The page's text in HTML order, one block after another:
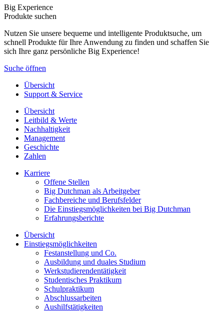
Big Experience
Produkte suchen
Nutzen Sie unsere bequeme und intelligente Produktsuche, um
schnell Produkte für Ihre Anwendung zu finden und schaffen Sie
sich Ihre ganz persönliche Big Experience!
Suche öffnen
Übersicht
Support & Service
Übersicht
Leitbild & Werte
Nachhaltigkeit
Management
Geschichte
Zahlen
Karriere
Offene Stellen
Big Dutchman als Arbeitgeber
Fachbereiche und Berufsfelder
Die Einstiegsmöglichkeiten bei Big Dutchman
Erfahrungsberichte
Übersicht
Einstiegsmöglichkeiten
Festanstellung und Co.
Ausbildung und duales Studium
Werkstudierendentätigkeit
Studentisches Praktikum
Schulpraktikum
Abschlussarbeiten
Aushilfstätigkeiten